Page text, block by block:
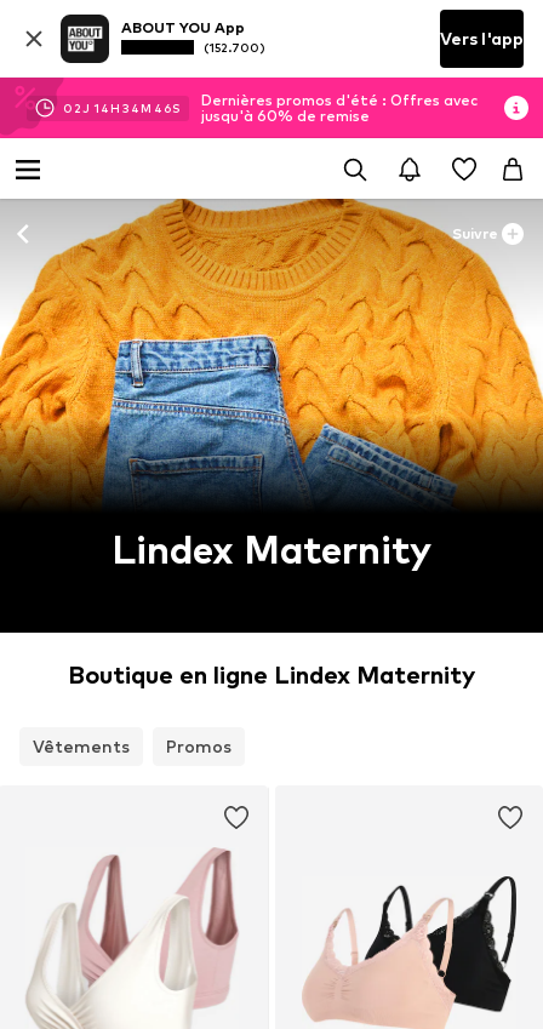
ABOUT YOU App
(152.700) Vers l'app
02J 14H 34M 46S
Dernières promos d'été : Offres avec
jusqu'à 60% de remise
Suivre
Lindex Maternity
Boutique en ligne Lindex Maternity
Vêtements Promos